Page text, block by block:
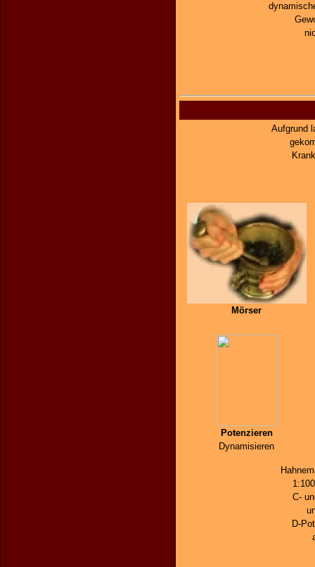
Aufgrund
Mörser
Potenzieren
Dynamisieren
C-
D-